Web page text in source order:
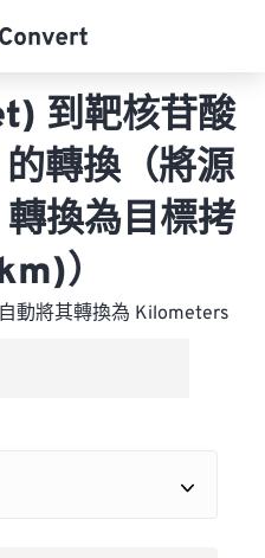
到靶核苷酸
轉換（將源
換為目標拷
）
動將其轉換為 Kilometers